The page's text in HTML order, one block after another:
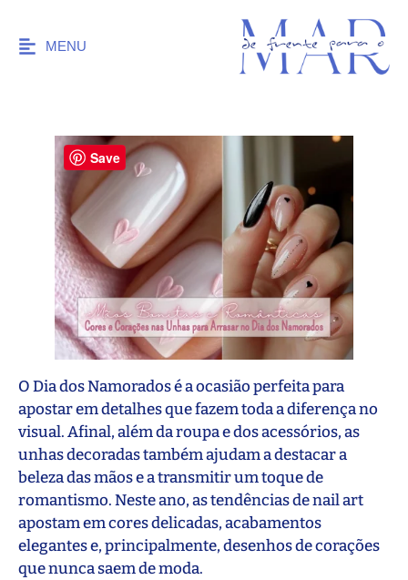
MENU
O Dia dos Namorados é a ocasião perfeita para
apostar em detalhes que fazem toda a diferença no
visual. Afinal, além da roupa e dos acessórios, as
unhas decoradas também ajudam a destacar a
beleza das mãos e a transmitir um toque de
romantismo. Neste ano, as tendências de nail art
apostam em cores delicadas, acabamentos
elegantes e, principalmente, desenhos de corações
que nunca saem de moda.
Save